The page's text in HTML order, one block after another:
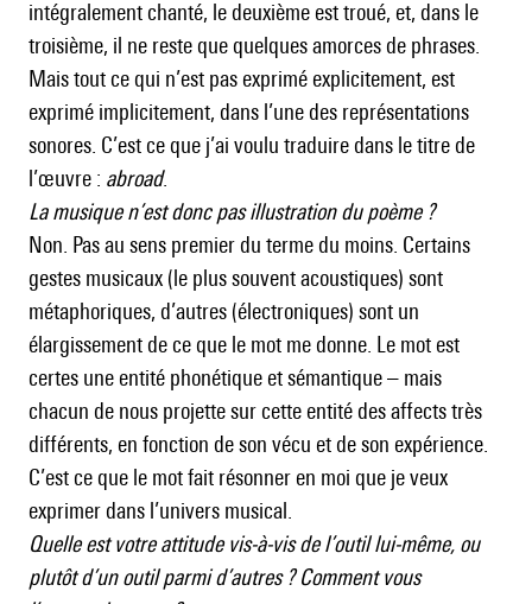
intégralement chanté, le deuxième est troué, et, dans le
troisième, il ne reste que quelques amorces de phrases.
Mais tout ce qui n’est pas exprimé explicitement, est
exprimé implicitement, dans l’une des représentations
sonores. C’est ce que j’ai voulu traduire dans le titre de
l’œuvre : abroad.
La musique n’est donc pas illustration du poème ?
Non. Pas au sens premier du terme du moins. Certains
gestes musicaux (le plus souvent acoustiques) sont
métaphoriques, d’autres (électroniques) sont un
élargissement de ce que le mot me donne. Le mot est
certes une entité phonétique et sémantique – mais
chacun de nous projette sur cette entité des affects très
différents, en fonction de son vécu et de son expérience.
C’est ce que le mot fait résonner en moi que je veux
exprimer dans l’univers musical.
Quelle est votre attitude vis-à-vis de l’outil lui-même, ou
plutôt d’un outil parmi d’autres ? Comment vous